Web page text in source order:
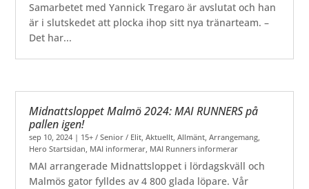
Samarbetet med Yannick Tregaro är avslutat och han
är i slutskedet att plocka ihop sitt nya tränarteam. –
Det har...
Midnattsloppet Malmö 2024: MAI RUNNERS på
pallen igen!
sep 10, 2024 | 15+ / Senior / Elit,Aktuellt,Allmänt,Arrangemang,
Hero Startsidan, MAI informerar, MAI Runners informerar
MAI arrangerade Midnattsloppet i lördagskväll och
Malmös gator fylldes av 4 800 glada löpare. Vår